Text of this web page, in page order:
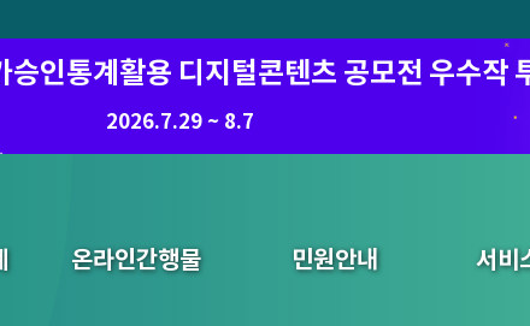
인통계활용 디지털콘텐츠 공모전 우수작
2026.7.29 ~ 8.7
온라인간행물 민원안내 서비